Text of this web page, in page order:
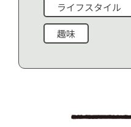
ライフスタイル
趣味